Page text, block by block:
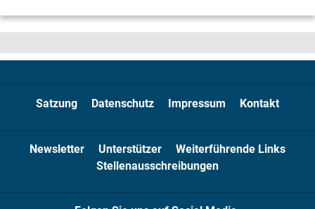
Satzung Datenschutz Impressum Kontakt
Newsletter Unterstützer
Weiterführende Links
Stellenausschreibungen